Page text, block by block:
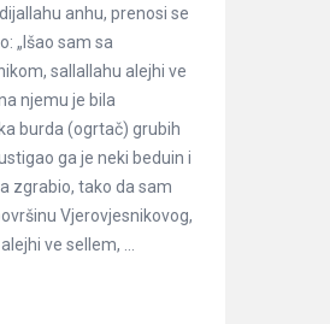
anhu, prenosi se
„Išao sam sa
sallallahu alejhi ve
njemu je bila
burda (ogrtač) grubih
ga je neki beduin i
zgrabio, tako da sam
Vjerovjesnikovog,
ve sellem, ...